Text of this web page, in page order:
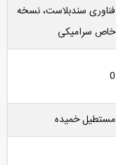
فناوری سندبلاست، نسخه
خاص سرامیکی
0
مستطیل خمیده